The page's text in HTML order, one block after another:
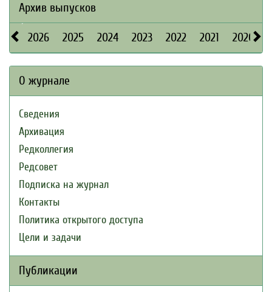
Архив выпусков
2026 2025 2024 2023 2022 2021 2020
О журнале
Сведения
Архивация
Редколлегия
Редсовет
Подписка на журнал
Контакты
Политика открытого доступа
Цели и задачи
Публикации